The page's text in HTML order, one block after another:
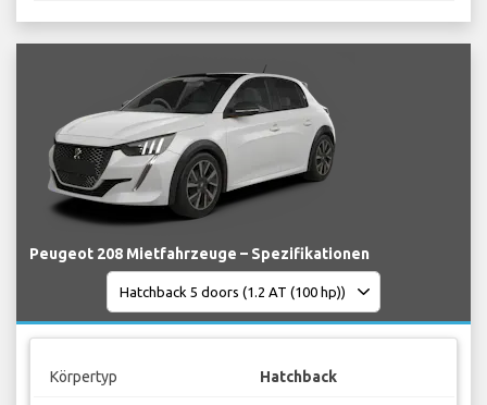
Peugeot 208 Mietfahrzeuge – Spezifikationen
Körpertyp Hatchback